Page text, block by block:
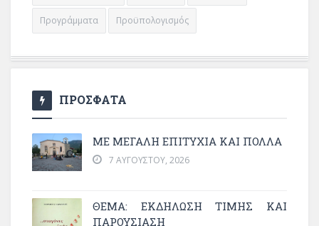
Προγράμματα Προϋπολογισμός
ΠΡΟΣΦΑΤΑ
ΜΕ ΜΕΓΆΛΗ ΕΠΙΤΥΧΊΑ ΚΑΙ ΠΟΛΛΆ
7 ΑΥΓΟΎΣΤΟΥ, 2026
ΘΈΜΑ: ΕΚΔΉΛΩΣΗ ΤΙΜΉΣ ΚΑΙ
ΠΑΡΟΥΣΊΑΣΗ